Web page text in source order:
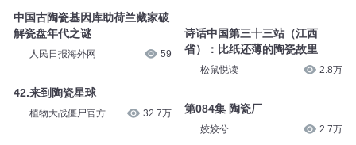
中国古陶瓷基因库助荷兰藏家破
解瓷盘年代之谜
人民日报海外网 59
42.来到陶瓷星球
植物大战僵尸官方频
32.7万
诗话中国第三十三站（江西
省）：比纸还薄的陶瓷故里
松鼠悦读 2.8万
第084集 陶瓷厂
姣姣兮 2.7万